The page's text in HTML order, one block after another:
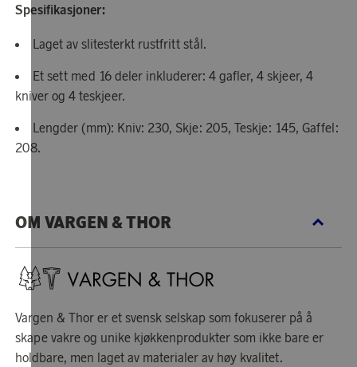
Spesifikasjoner:
Laget av slitesterkt rustfritt stål.
Et sett med 16 deler inkluderer: 4 gafler, 4 skjeer, 4
kniver og 4 teskjeer.
Lengder (mm): Kniv: 230, Skje: 205, Teskje: 145, Gaffel:
208.
OM VARGEN & THOR
Vargen & Thor er et svensk selskap som fokuserer på å
skape vakre og unike kjøkkenprodukter som ikke bare er
holdbare, men laget av materialer av høy kvalitet.